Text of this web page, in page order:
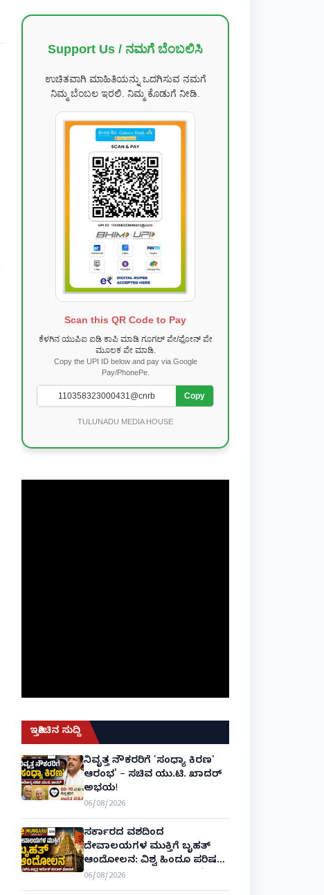
Support Us / ನಮಗೆ ಬೆಂಬಲಿಸಿ
ಉಚಿತವಾಗಿ ಮಾಹಿತಿಯನ್ನು ಒದಗಿಸುವ ನಮಗೆ
ನಿಮ್ಮ ಬೆಂಬಲ ಇರಲಿ. ನಿಮ್ಮ ಕೊಡುಗೆ ನೀಡಿ.
Scan this QR Code to Pay
ಕೆಳಗಿನ ಯುಪಿಐ ಐಡಿ ಕಾಪಿ ಮಾಡಿ ಗೂಗಲ್ ಪೇ/ಫೋನ್ ಪೇ
ಮೂಲಕ ಪೇ ಮಾಡಿ.
Copy the UPI ID below and pay via Google
Pay/PhonePe.
Copy
TULUNADU MEDIA HOUSE
ಇತ್ತೀಚಿನ ಸುದ್ದಿ
ನಿವೃತ್ತ ನೌಕರರಿಗೆ 'ಸಂಧ್ಯಾ ಕಿರಣ'
ಆರಂಭ' – ಸಚಿವ ಯು.ಟಿ. ಖಾದರ್
ಅಭಯ!
06/08/2026
ಸರ್ಕಾರದ ವಶದಿಂದ
ದೇವಾಲಯಗಳ ಮುಕ್ತಿಗೆ ಬೃಹತ್
ಆಂದೋಲನ: ವಿಶ್ವ ಹಿಂದೂ ಪರಿಷತ್
ಅಂತರರಾಷ್ಟ್ರೀಯ ಅಧ್ಯಕ್ಷ ಅಲೋಕ್
ಕುಮಾರ್ ಘೋಷಣೆ!
06/08/2026